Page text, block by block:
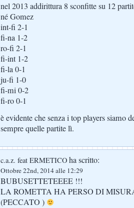
nel 2013 addirittura 8 sconfitte su 12
né Gomez
int-fi 2-1
fi-na 1-2
ro-fi 2-1
fi-int 1-2
fi-la 0-1
ju-fi 1-0
fi-mi 0-2
fi-ro 0-1
è evidente che senza i top players siamo
sempre quelle partite lì.
c.a.z. feat ERMETICO ha scritto:
Ottobre 22nd, 2014 alle 12:29
BUBUSETTETEEEE !!!
LA ROMETTA HA PERSO DI
(PECCATO )